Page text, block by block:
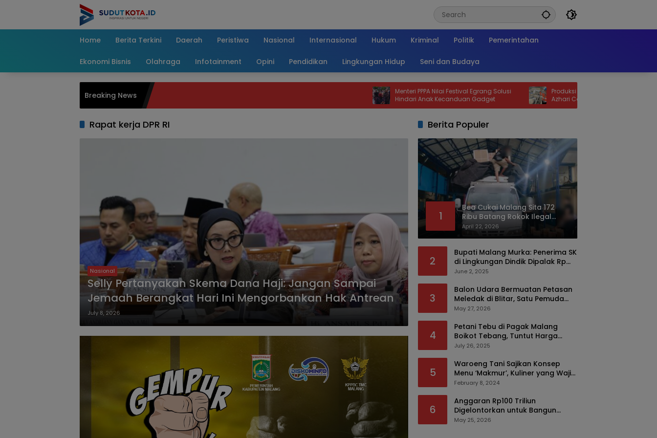
Home
Berita Terkini Daerah Peristiwa Nasional Internasional Hukum Kriminal Politik Pemerintahan
Ekonomi Bisnis Olahraga Infotainment Opini Pendidikan Lingkungan Hidup Seni dan Budaya
Breaking News
Menteri PPPA Nilai Festival Egrang Solusi
Hindari Anak Kecanduan Gadget
Produksi Semen SBA Naik 35 Persen,
Azhari Cage Heran Aceh Masih Dilanda
Kelangkaan
Rapat kerja DPR RI
Nasional
Selly Pertanyakan Skema Dana Haji: Jangan Sampai
Jemaah Berangkat Hari Ini Mengorbankan Hak Antrean
July 8, 2026
Berita Populer
1
Bea Cukai Malang Sita 172
Ribu Batang Rokok Ilegal
Bermodus Kemasan Sabun
April 22, 2026
2
Bupati Malang Murka: Penerima SK
di Lingkungan Dindik Dipalak Rp
150 Ribu Pakai Modus Tumpengan,
June 2, 2025
3
Balon Udara Bermuatan Petasan
Meledak di Blitar, Satu Pemuda
Tewas dan Dua Anak Luka Serius
May 27, 2026
4
Petani Tebu di Pagak Malang
Boikot Tebang, Tuntut Harga
yang Layak
July 26, 2025
5
Waroeng Tani Sajikan Konsep
Menu ‘Makmur’, Kuliner yang Wajib
Dikunjungi di Malang
February 8, 2024
6
Anggaran Rp100 Triliun
Digelontorkan untuk Bangun
Kembali Sumatra, Hunian Korban
May 25, 2026